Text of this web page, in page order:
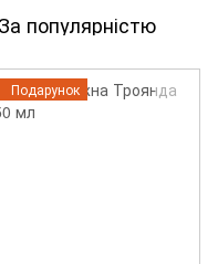
За популярністю
Подарунок